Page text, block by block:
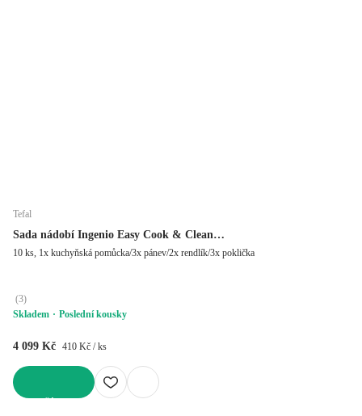
Tefal
Sada nádobí Ingenio Easy Cook & Clean
L1539053
10 ks, 1x kuchyňská pomůcka/3x pánev/2x rendlík/3x poklička
(3)
Skladem
Poslední kousky
4 099 Kč 410 Kč / ks